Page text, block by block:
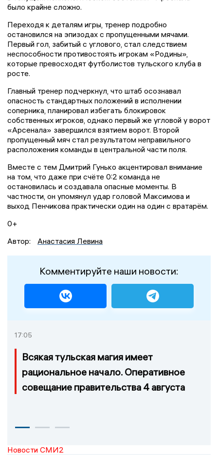
было крайне сложно.
Переходя к деталям игры, тренер подробно
остановился на эпизодах с пропущенными мячами.
Первый гол, забитый с углового, стал следствием
неспособности противостоять игрокам «Родины»,
которые превосходят футболистов тульского клуба в
росте.
Главный тренер подчеркнул, что штаб осознавал
опасность стандартных положений в исполнении
соперника, планировал избегать блокировок
собственных игроков, однако первый же угловой у ворот
«Арсенала» завершился взятием ворот. Второй
пропущенный мяч стал результатом неправильного
расположения команды в центральной части поля.
Вместе с тем Дмитрий Гунько акцентировал внимание
на том, что даже при счёте 0:2 команда не
остановилась и создавала опасные моменты. В
частности, он упомянул удар головой Максимова и
выход Пенчикова практически один на один с вратарём.
0+
Автор:
Анастасия Левина
Комментируйте наши новости:
17:05
Всякая тульская магия имеет
рациональное начало. Оперативное
совещание правительства 4 августа
Новости СМИ2